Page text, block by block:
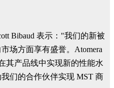
Bibaud 表示："我们的新被
场方面享有盛誉。Atomera
其产品线中实现新的性能水
们的合作伙伴实现 MST 商